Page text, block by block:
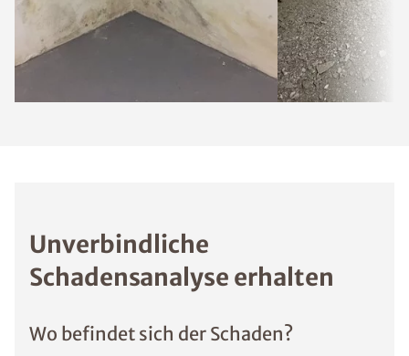
Unverbindliche
Schadensanalyse erhalten
Wo befindet sich der Schaden?